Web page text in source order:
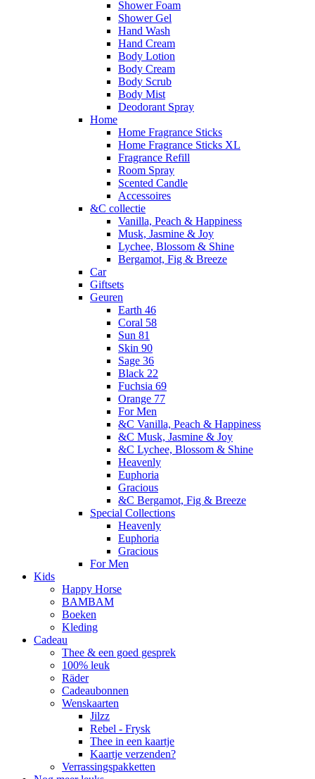
Shower Foam
Shower Gel
Hand Wash
Hand Cream
Body Lotion
Body Cream
Body Scrub
Body Mist
Deodorant Spray
Home
Home Fragrance Sticks
Home Fragrance Sticks XL
Fragrance Refill
Room Spray
Scented Candle
Accessoires
&C collectie
Vanilla, Peach & Happiness
Musk, Jasmine & Joy
Lychee, Blossom & Shine
Bergamot, Fig & Breeze
Car
Giftsets
Geuren
Earth 46
Coral 58
Sun 81
Skin 90
Sage 36
Black 22
Fuchsia 69
Orange 77
For Men
&C Vanilla, Peach & Happiness
&C Musk, Jasmine & Joy
&C Lychee, Blossom & Shine
Heavenly
Euphoria
Gracious
&C Bergamot, Fig & Breeze
Special Collections
Heavenly
Euphoria
Gracious
For Men
Kids
Happy Horse
BAMBAM
Boeken
Kleding
Cadeau
Thee & een goed gesprek
100% leuk
Räder
Cadeaubonnen
Wenskaarten
Jilzz
Rebel - Frysk
Thee in een kaartje
Kaartje verzenden?
Verrassingspakketten